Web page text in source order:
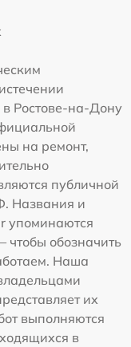
Ростове-на-Дону
на ремонт,
публичной
Названия и
упоминаются
обозначить
Наша
их
выполняются
в